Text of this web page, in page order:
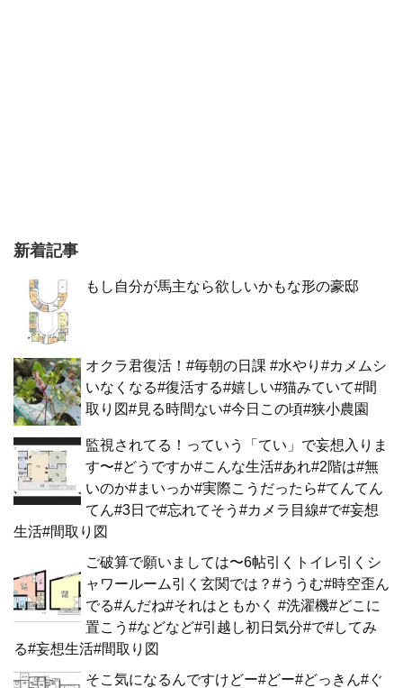
新着記事
もし自分が馬主なら欲しいかもな形の豪邸
オクラ君復活！#毎朝の日課 #水やり#カメムシ
いなくなる#復活する#嬉しい#猫みていて#間
取り図#見る時間ない#今日この頃#狭小農園
監視されてる！っていう「てい」で妄想入りま
す〜#どうですか#こんな生活#あれ#2階は#無
いのか#まいっか#実際こうだったら#てんてん
てん#3日で#忘れてそう#カメラ目線#で#妄想
生活#間取り図
ご破算で願いましては〜6帖引くトイレ引くシ
ャワールーム引く玄関では？#ううむ#時空歪ん
でる#んだね#それはともかく #洗濯機#どこに
置こう#などなど#引越し初日気分#で#してみ
る#妄想生活#間取り図
そこ気になるんですけどー#どー#どっきん#ぐ